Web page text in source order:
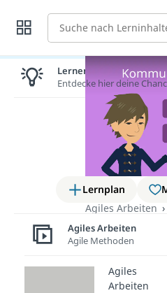
Suche
Lernplan
Agiles Arbeiten
Wichtige
Lernen lohnt sich!
Entdecke hier deine
Agiles Arbeiten
Agile Methoden
Agiles
Arbeiten